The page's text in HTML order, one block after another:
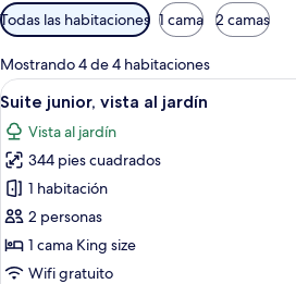
Filtros
disponibles
para
las
habitaciones
Todas las habitaciones 1 cama 2 camas
Mostrando 4 de 4 habitaciones
Abrir
todas
las
fotos
de
Suite
junior,
vista
6
Suite junior, vista al jardín
Vista al jardín
344 pies cuadrados
1 habitación
2 personas
1 cama King size
Wifi gratuito